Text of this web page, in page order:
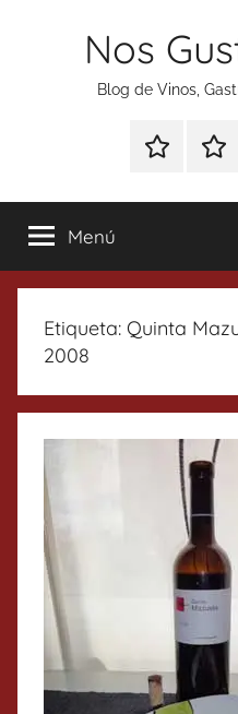
Nos
Blog de Vinos,
Especial
Tonics
Menú
Etiqueta: Quinta
2008